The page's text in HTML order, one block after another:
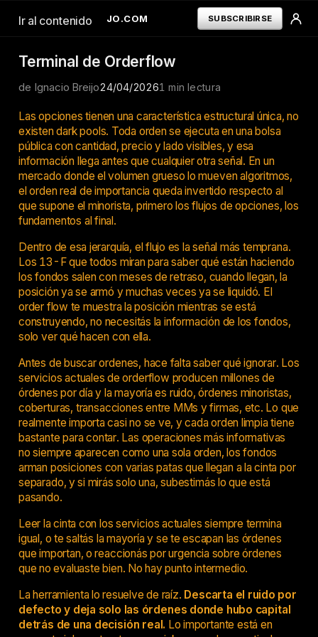
IGNACIOBREIJO.COM SUBSCRIBIRSE
Ir al contenido
Terminal de Orderflow
de Ignacio Breijo24/04/20261 min lectura
Las opciones tienen una característica estructural única, no
existen dark pools. Toda orden se ejecuta en una bolsa
pública con cantidad, precio y lado visibles, y esa
información llega antes que cualquier otra señal. En un
mercado donde el volumen grueso lo mueven algoritmos,
el orden real de importancia queda invertido respecto al
que supone el minorista, primero los flujos de opciones, los
fundamentos al final.
Dentro de esa jerarquía, el flujo es la señal más temprana.
Los 13-F que todos miran para saber qué están haciendo
los fondos salen con meses de retraso, cuando llegan, la
posición ya se armó y muchas veces ya se liquidó. El
order flow te muestra la posición mientras se está
construyendo, no necesitás la información de los fondos,
solo ver qué hacen con ella.
Antes de buscar ordenes, hace falta saber qué ignorar. Los
servicios actuales de orderflow producen millones de
órdenes por día y la mayoría es ruido, órdenes minoristas,
coberturas, transacciones entre MMs y firmas, etc. Lo que
realmente importa casi no se ve, y cada orden limpia tiene
bastante para contar. Las operaciones más informativas
no siempre aparecen como una sola orden, los fondos
arman posiciones con varias patas que llegan a la cinta por
separado, y si mirás solo una, subestimás lo que está
pasando.
Leer la cinta con los servicios actuales siempre termina
igual, o te saltás la mayoría y se te escapan las órdenes
que importan, o reaccionás por urgencia sobre órdenes
que no evaluaste bien. No hay punto intermedio.
La herramienta lo resuelve de raíz. Descarta el ruido por
defecto y deja solo las órdenes donde hubo capital
detrás de una decisión real. Lo importante está en
TERMINAL
---
TERMINAL
ORDERFLOW
LIBRO DE POSICIONES
---
RECURSOS
GRATUITOS
---
TERMINOS Y
CONDICIONES
PRIVACIDAD